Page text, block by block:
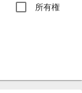
所有権